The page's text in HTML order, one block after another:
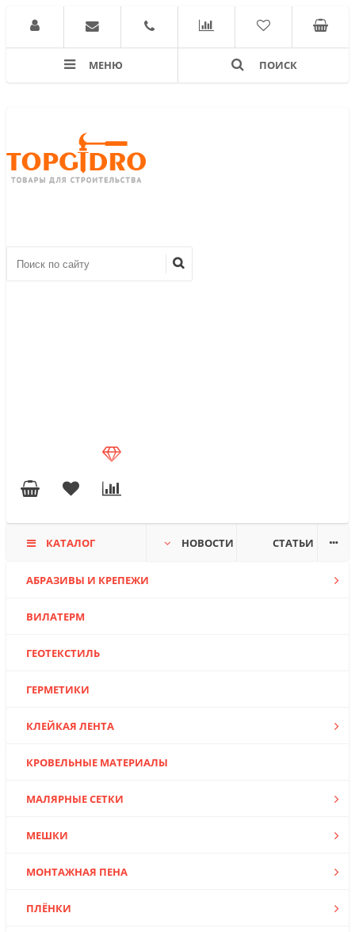
МЕНЮ ПОИСК
КАТАЛОГ НОВОСТИ СТАТЬИ
АБРАЗИВЫ И КРЕПЕЖИ
ВИЛАТЕРМ
ГЕОТЕКСТИЛЬ
ГЕРМЕТИКИ
КЛЕЙКАЯ ЛЕНТА
КРОВЕЛЬНЫЕ МАТЕРИАЛЫ
МАЛЯРНЫЕ СЕТКИ
МЕШКИ
МОНТАЖНАЯ ПЕНА
ПЛЁНКИ